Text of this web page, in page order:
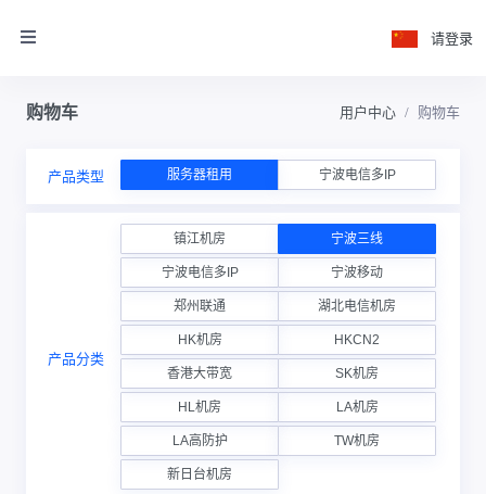
请登录
购物车 用户中心 购物车
产品类型 服务器租用 宁波电信多IP
产品分类
镇江机房 宁波三线
宁波电信多IP 宁波移动
郑州联通 湖北电信机房
HK机房 HKCN2
香港大带宽 SK机房
HL机房 LA机房
LA高防护 TW机房
新日台机房